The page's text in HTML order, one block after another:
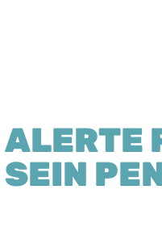
ALERTE
SEIN